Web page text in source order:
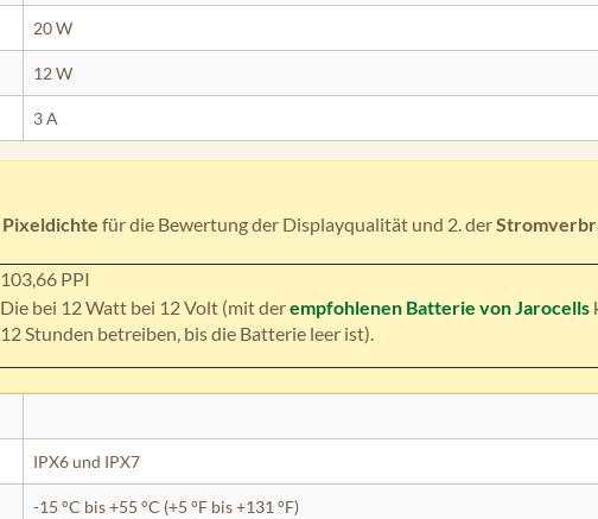
20 W
12 W
3 A
Pixeldichte für die Bewertung der Displayqualität und 2. der
103,66 PPI
Die bei 12 Watt bei 12 Volt (mit derempfohlenen Batterie von Jarocells
12 Stunden betreiben, bis die Batterie leer ist).
IPX6 und IPX7
-15 °C bis +55 °C (+5 °F bis +131 °F)